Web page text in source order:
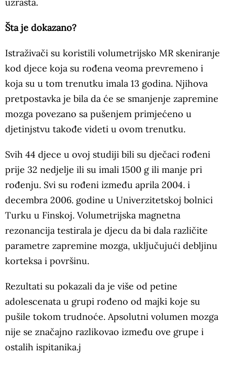
Šta je dokazano?
Istraživači su koristili volumetrijsko MR skeniranje
kod djece koja su rođena veoma prevremeno i
koja su u tom trenutku imala 13 godina. Njihova
pretpostavka je bila da će se smanjenje zapremine
mozga povezano sa pušenjem primjećeno u
djetinjstvu takođe videti u ovom trenutku.
Svih 44 djece u ovoj studiji bili su dječaci rođeni
prije 32 nedjelje ili su imali 1500 g ili manje pri
rođenju. Svi su rođeni između aprila 2004. i
decembra 2006. godine u Univerzitetskoj bolnici
Turku u Finskoj. Volumetrijska magnetna
rezonancija testirala je djecu da bi dala različite
parametre zapremine mozga, uključujući debljinu
korteksa i površinu.
Rezultati su pokazali da je više od petine
adolescenata u grupi rođeno od majki koje su
pušile tokom trudnoće. Apsolutni volumen mozga
nije se značajno razlikovao između ove grupe i
ostalih ispitanika.j